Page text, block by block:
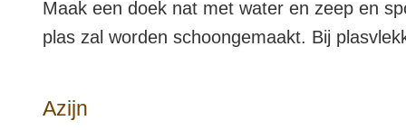
Maak een doek nat met water en zeep en
plas zal worden schoongemaakt. Bij
Azijn